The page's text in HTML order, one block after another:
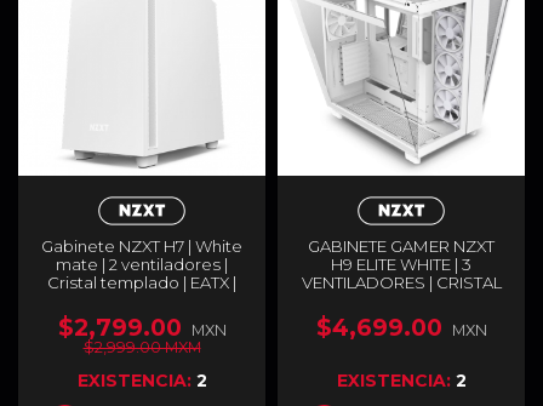
Gabinete NZXT H7 | White
mate | 2 ventiladores |
Cristal templado | EATX |
$2,799.00
MXN
$2,999.00 MXM
EXISTENCIA: 2
GABINETE GAMER NZXT
H9 ELITE WHITE | 3
VENTILADORES | CRISTAL
01
$4,699.00 MXN
EXISTENCIA: 2